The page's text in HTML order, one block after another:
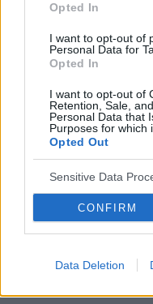
Opted In
I want to opt-out of
Personal Data for
Opted In
I want to opt-out of
Retention, Sale,
Personal Data that
Purposes for which
Opted Out
Sensitive Data
CONFIRM
Data Deletion
tabletce
brzmi, czy
to tylko z
w tym